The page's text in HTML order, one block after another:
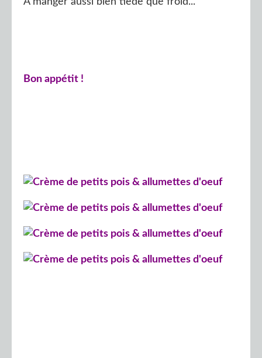
Bon appétit !